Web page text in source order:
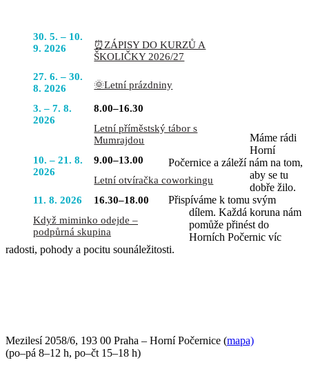
30. 5. – 10.
9. 2026
⏰ZÁPISY DO KURZŮ A
ŠKOLIČKY 2026/27
27. 6. – 30.
8. 2026
🌞Letní prázdniny
3. – 7. 8.
2026
8.00–16.30
Letní příměstský tábor s
Mumrajdou
10. – 21. 8.
2026
9.00–13.00
Letní otvíračka coworkingu
11. 8. 2026
16.30–18.00
Když miminko odejde –
podpůrná skupina
Máme rádi
Horní
Počernice a záleží nám na tom,
aby se tu
dobře žilo.
Přispíváme k tomu svým
dílem. Každá koruna nám
pomůže přinést do
Horních Počernic víc
radosti, pohody a pocitu sounáležitosti.
Mezilesí 2058/6, 193 00 Praha – Horní Počernice (mapa)
(po–pá 8–12 h, po–čt 15–18 h)